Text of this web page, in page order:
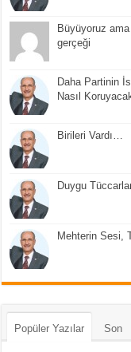
Büyüyoruz
gerçeği
Daha Partinin
Nasıl
Birileri Vardı…
Duygu
Mehterin Sesi,
Popüler Yazılar Son